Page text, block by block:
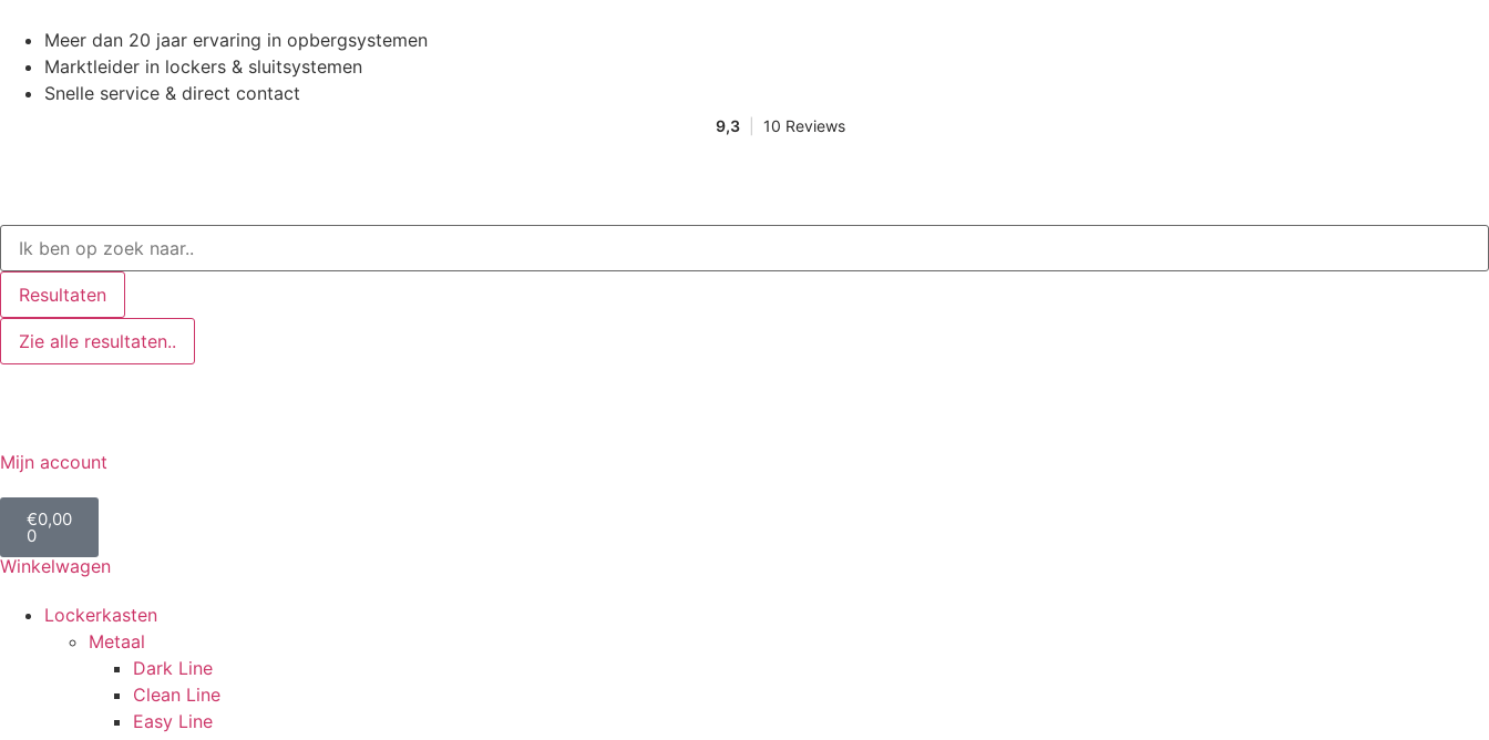
Meer dan 20 jaar ervaring in opbergsystemen
Marktleider in lockers & sluitsystemen
Snelle service & direct contact
Resultaten
Zie alle resultaten..
Mijn account
€0,00
0
Winkelwagen
Lockerkasten
Metaal
Dark Line
Clean Line
Easy Line